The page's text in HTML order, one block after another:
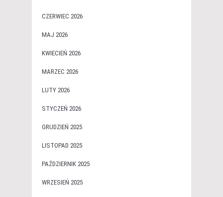
CZERWIEC 2026
MAJ 2026
KWIECIEŃ 2026
MARZEC 2026
LUTY 2026
STYCZEŃ 2026
GRUDZIEŃ 2025
LISTOPAD 2025
PAŹDZIERNIK 2025
WRZESIEŃ 2025